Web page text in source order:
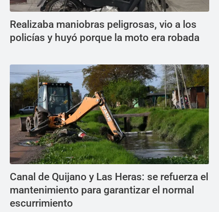
Realizaba maniobras peligrosas, vio a los
policías y huyó porque la moto era robada
Canal de Quijano y Las Heras: se refuerza el
mantenimiento para garantizar el normal
escurrimiento